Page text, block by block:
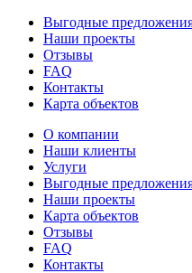
Выгодные
Наши проекты
Отзывы
FAQ
Контакты
Карта объектов
О компании
Наши клиенты
Услуги
Выгодные
Наши проекты
Карта объектов
Отзывы
FAQ
Контакты